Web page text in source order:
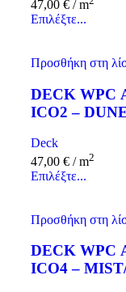
47,00 € / m
Επιλέξτε...
Προσθήκη στη
DECK
ICO2 –
Deck
47,00 € / m2
Επιλέξτε...
Προσθήκη στη
DECK
ICO4 –